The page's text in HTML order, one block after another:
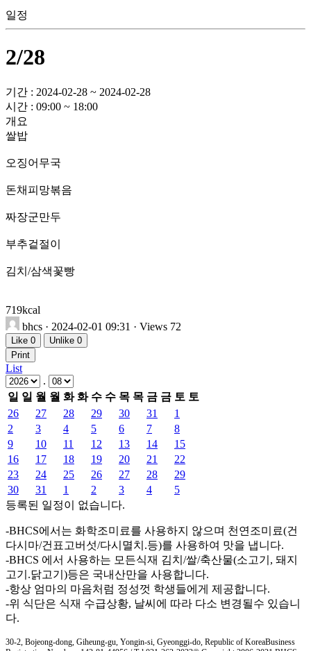
일정
2/28
기간 : 2024-02-28 ~ 2024-02-28
시간 : 09:00 ~ 18:00
개요
쌀밥
오징어무국
돈채피망볶음
짜장군만두
부추겉절이
김치/삼색꽃빵
719kcal
bhcs · 2024-02-01 09:31 · Views 72
Like 0 Unlike 0
Print
List
.
일 일 월 월 화 화 수 수 목 목 금 금 토 토
26
27 28 29 30 31
1
2
3 4 5 6 7
8
9
10 11 12 13 14
15
16
17 18 19 20 21
22
23
24 25 26 27 28
29
30
31 1 2 3 4
5
등록된 일정이 없습니다.
-BHCS에서는 화학조미료를 사용하지 않으며 천연조미료(건
다시마/건표고버섯/다시멸치.등)를 사용하여 맛을 냅니다.
-BHCS 에서 사용하는 모든식재 김치/쌀/축산물(소고기, 돼지
고기.닭고기)등은 국내산만을 사용합니다.
-항상 엄마의 마음처럼 정성껏 학생들에게 제공합니다.
-위 식단은 식재 수급상황, 날씨에 따라 다소 변경될수 있습니
다.
30-2, Bojeong-dong, Giheung-gu, Yongin-si, Gyeonggi-do, Republic of KoreaBusiness